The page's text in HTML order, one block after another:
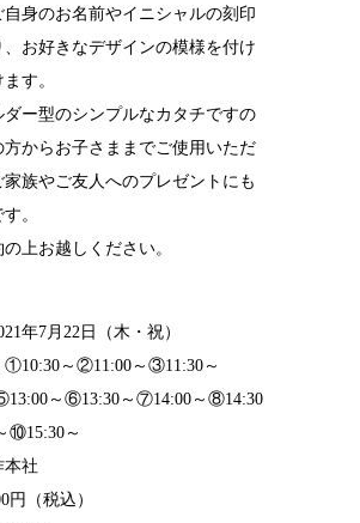
観光×宿泊プ
ラン
医療・ヘルス
ケア
会社概要
SDGsへの取
り組み
プロジェクト
採用情報
自身のお名前やイニシャルの刻印
、お好きなデザインの模様を付け
す。
ダー型のシンプルなカタチですの
方からお子さままでご使用いただ
家族やご友人へのプレゼントにも
。
上お越しください。
年7月22日（木・祝）
①10:30～②11:00～③11:30～
～⑥13:30～⑦14:00～⑧14:30
⑩15:30～
本社
円（税込）